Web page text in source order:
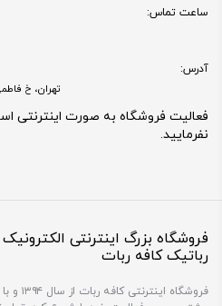
ساعت تماس:
آدرس:
تهران، خ فاطمی،
فعالیت فروشگاه به صورت اینترنتی
نفرمایید.
فروشگاه بزرگ اینترنتی
رباتیک کافه ربات
فروشگاه